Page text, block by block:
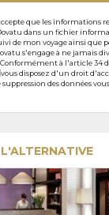
que les informations
dans un fichier
de mon voyage ainsi
s'engage à ne jamais
Conformément à l'article 34
disposez d'un droit
des données
L'ALTERNATIVE